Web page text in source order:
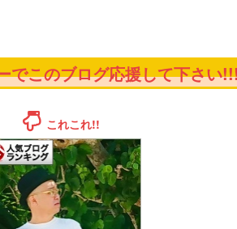
でこのブログ応援して下さい
これこれ!!